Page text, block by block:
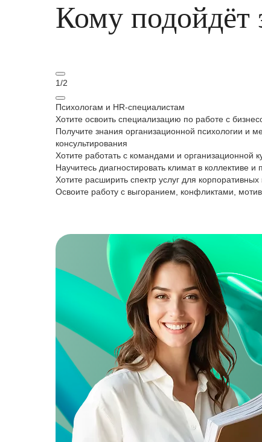
Кому подойдёт
1/2
Психологам и HR-специалистам
Хотите освоить специализацию по работе с
Получите знания организационной психологии и
консультирования
Хотите работать с командами и организационной
Научитесь диагностировать климат в коллективе
Хотите расширить спектр услуг для корпоративных
Освоите работу с выгоранием, конфликтами,